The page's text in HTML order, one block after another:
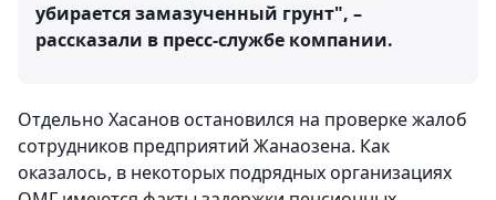
убирается замазученный грунт", –
рассказали в пресс-службе компании.
Отдельно Хасанов остановился на проверке жалоб
сотрудников предприятий Жанаозена. Как
оказалось, в некоторых подрядных организациях